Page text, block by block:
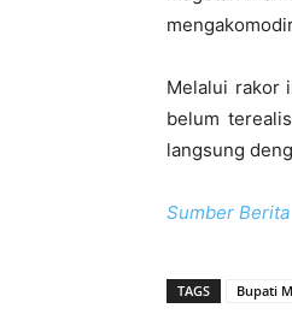
Melalui rakor
belum
langsung
Sumber Berita
TAGS Bupati